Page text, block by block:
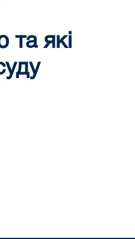
та які